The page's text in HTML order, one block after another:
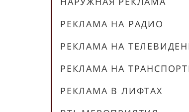
РЕКЛАМА НА РАДИО
РЕКЛАМА НА
РЕКЛАМА НА
РЕКЛАМА В ЛИФТАХ